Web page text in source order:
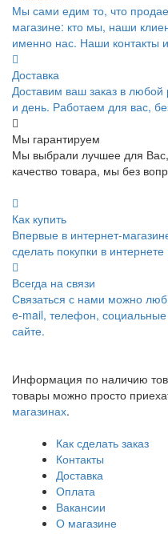
Мы сами едим то, что
магазине: кто мы, наши
именно нас. Наши контакты
Доставка
Доставим ваш заказ в
и день. Работаем для вас,
Мы гарантируем
Мы выбрали лучшее для
качество товара, мы без
Как купить
Впервые в интернет-
сделать покупки в
Всегда на связи
Связаться с нами можно
e-mail, телефон,
сайте.
Информация по наличию
товары можно просто
магазинах.
Как сделать заказ
Контакты
Доставка
Оплата
Вакансии
О магазине